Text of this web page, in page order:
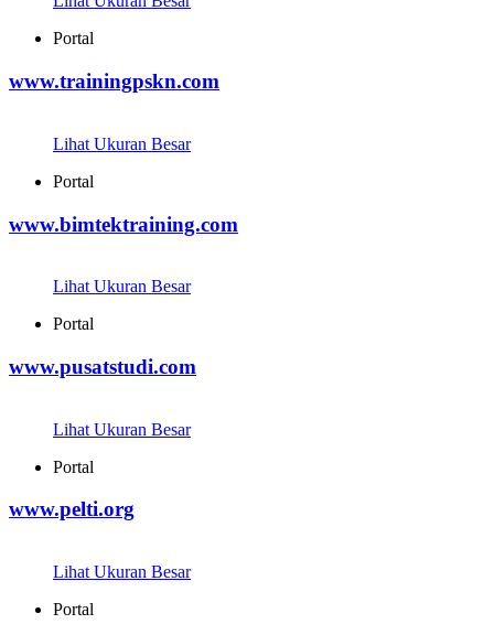
Portal
www.trainingpskn.com
Lihat Ukuran Besar
Portal
www.bimtektraining.com
Lihat Ukuran Besar
Portal
www.pusatstudi.com
Lihat Ukuran Besar
Portal
www.pelti.org
Lihat Ukuran Besar
Portal